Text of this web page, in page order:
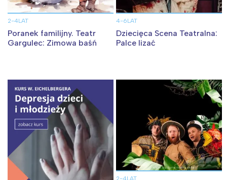
2-4LAT
Poranek familijny. Teatr
Gargulec: Zimowa baśń
4-6LAT
Dziecięca Scena Teatralna:
Palce lizać
2-4LAT